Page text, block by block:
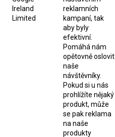
Ireland
Limited
reklamních
kampaní, tak
aby byly
efektivní.
Pomáhá nám
opětovně oslovit
naše
návštěvníky.
Pokud si u nás
prohlížíte nějaký
produkt, může
se pak reklama
na naše
produkty